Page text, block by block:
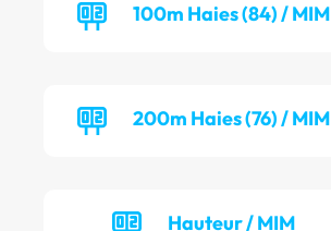
100m Haies (84) / MIM
200m Haies (76) / MIM
Hauteur / MIM